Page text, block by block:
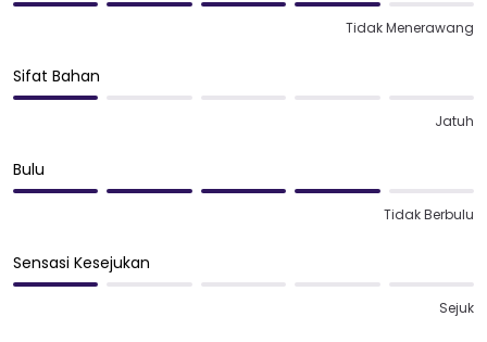
Tidak Menerawang
Sifat Bahan
Jatuh
Bulu
Tidak Berbulu
Sensasi Kesejukan
Sejuk